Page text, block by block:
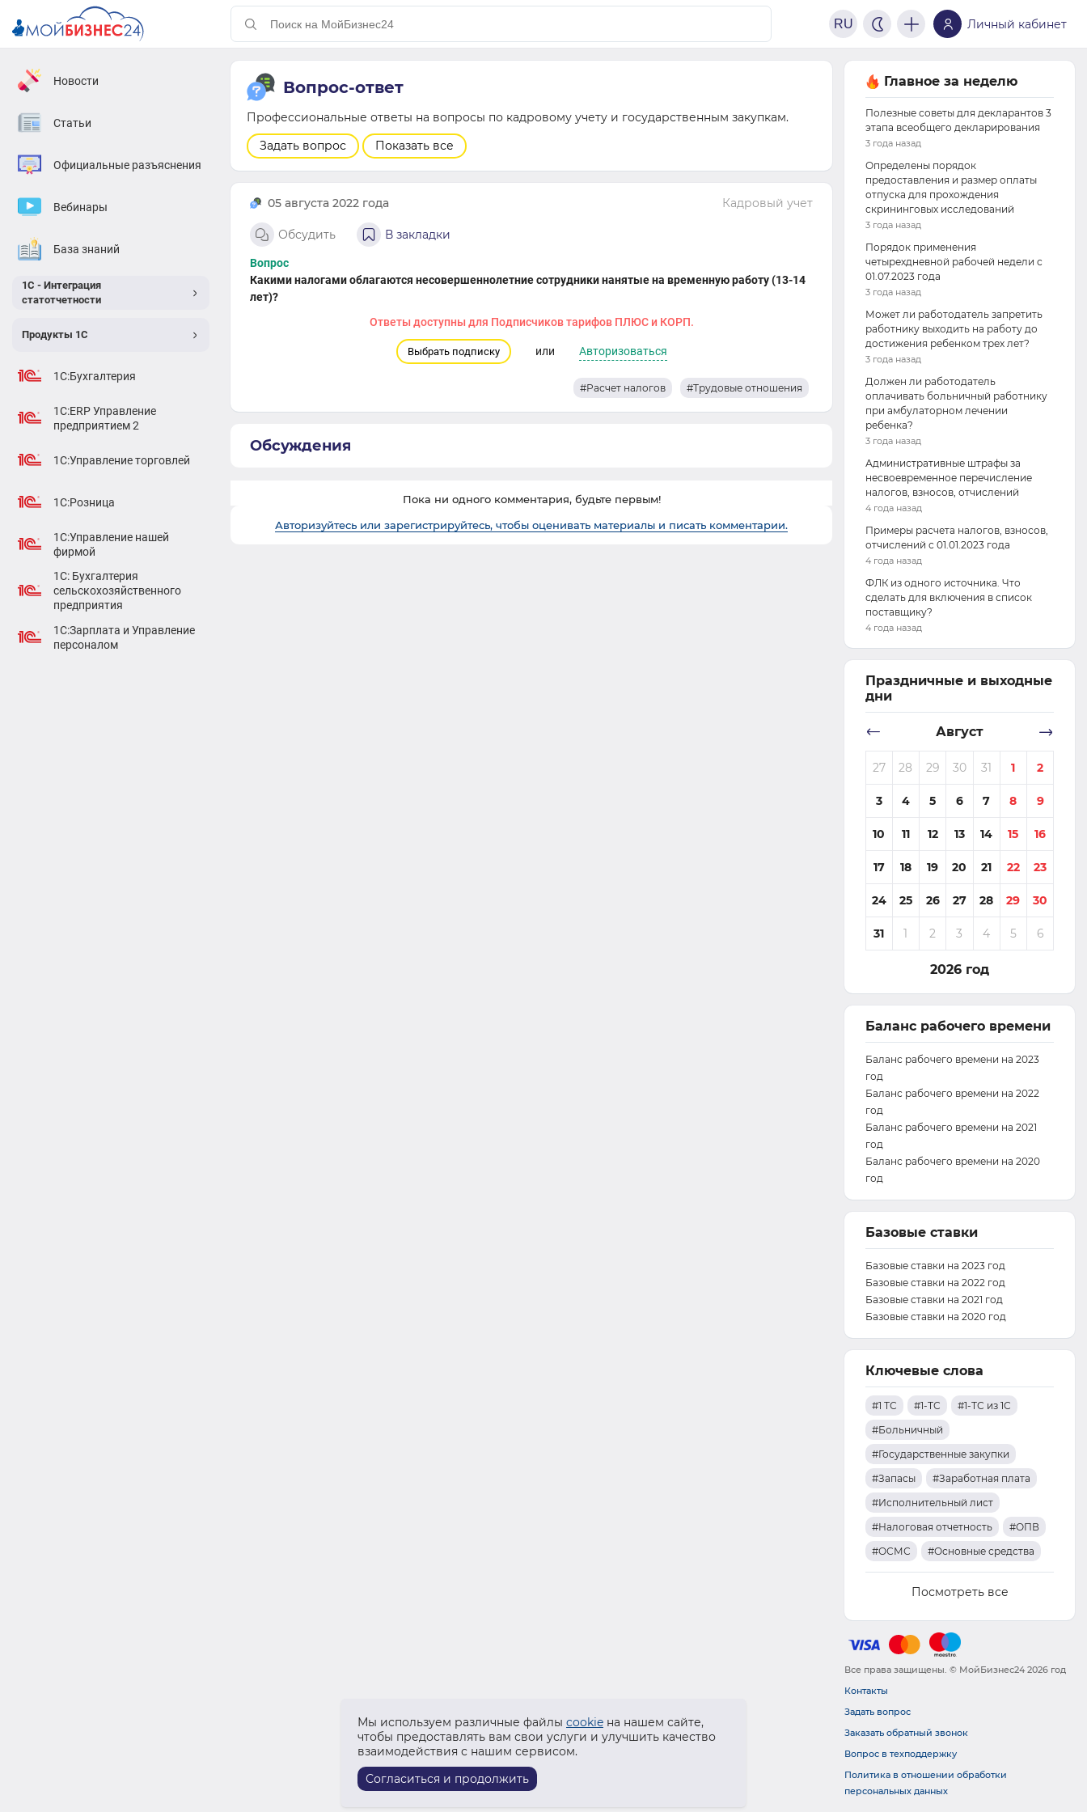
RU Личный кабинет
Новости
Статьи
Официальные разъяснения
Вебинары
База знаний
1С - Интеграция
статотчетности
Продукты 1С
1С:Бухгалтерия
1С:ERP Управление
предприятием 2
1С:Управление торговлей
1С:Розница
1С:Управление нашей
фирмой
1С: Бухгалтерия
сельскохозяйственного
предприятия
1С:Зарплата и Управление
персоналом
Вопрос-ответ
Профессиональные ответы на вопросы по кадровому учету и государственным закупкам.
Задать вопрос
Показать все
05 августа 2022 года Кадровый учет
Обсудить В закладки
Какими налогами облагаются несовершеннолетние сотрудники нанятые на временную работу (13-14
лет)?
Ответы доступны для Подписчиков тарифов ПЛЮС и КОРП.
Выбрать подписку или Авторизоваться
#Расчет налогов #Трудовые отношения
Обсуждения
Пока ни одного комментария, будьте первым!
Авторизуйтесь или зарегистрируйтесь, чтобы оценивать материалы и писать комментарии.
Главное за неделю
Полезные советы для декларантов 3
этапа всеобщего декларирования
3 года назад
Определены порядок
предоставления и размер оплаты
отпуска для прохождения
скрининговых исследований
3 года назад
Порядок применения
четырехдневной рабочей недели с
01.07.2023 года
3 года назад
Может ли работодатель запретить
работнику выходить на работу до
достижения ребенком трех лет?
3 года назад
Должен ли работодатель
оплачивать больничный работнику
при амбулаторном лечении
ребенка?
3 года назад
Административные штрафы за
несвоевременное перечисление
налогов, взносов, отчислений
4 года назад
Примеры расчета налогов, взносов,
отчислений с 01.01.2023 года
4 года назад
ФЛК из одного источника. Что
сделать для включения в список
поставщику?
4 года назад
Праздничные и выходные
дни
Август
27 28 29 30 31 1 2
3 4 5 6 7 8 9
10 11 12 13 14 15 16
17 18 19 20 21 22 23
24 25 26 27 28 29 30
31 1 2 3 4 5 6
2026 год
Баланс рабочего времени
Баланс рабочего времени на 2023
год
Баланс рабочего времени на 2022
год
Баланс рабочего времени на 2021
год
Баланс рабочего времени на 2020
год
Базовые ставки
Базовые ставки на 2023 год
Базовые ставки на 2022 год
Базовые ставки на 2021 год
Базовые ставки на 2020 год
Ключевые слова
#1 ТС #1-ТС
#1-ТС из 1С
#Больничный
#Государственные закупки
#Запасы
#Заработная плата
#Исполнительный лист
#Налоговая отчетность
#ОПВ
#ОСМС
#Основные средства
Посмотреть все
Все права защищены. © МойБизнес24 2026 год
Контакты
Задать вопрос
Заказать обратный звонок
Вопрос в техподдержку
Политика в отношении обработки
персональных данных
Мы используем различные файлы cookie на нашем сайте,
чтобы предоставлять вам свои услуги и улучшить качество
взаимодействия с нашим сервисом.
Согласиться и продолжить